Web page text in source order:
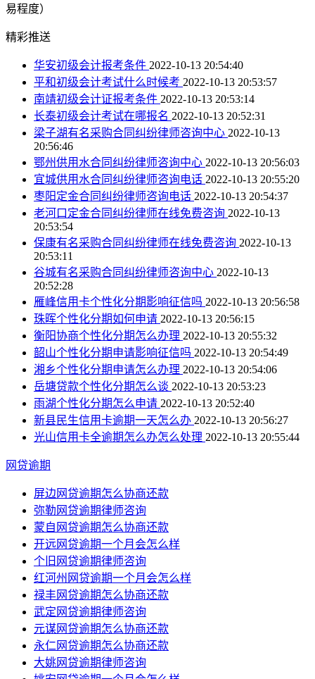
易程度）
精彩推送
华安初级会计报考条件 2022-10-13 20:54:40
平和初级会计考试什么时候考 2022-10-13 20:53:57
南靖初级会计证报考条件 2022-10-13 20:53:14
长泰初级会计考试在哪报名 2022-10-13 20:52:31
梁子湖有名采购合同纠纷律师咨询中心 2022-10-13
20:56:46
鄂州供用水合同纠纷律师咨询中心 2022-10-13 20:56:03
宜城供用水合同纠纷律师咨询电话 2022-10-13 20:55:20
枣阳定金合同纠纷律师咨询电话 2022-10-13 20:54:37
老河口定金合同纠纷律师在线免费咨询 2022-10-13
20:53:54
保康有名采购合同纠纷律师在线免费咨询 2022-10-13
20:53:11
谷城有名采购合同纠纷律师咨询中心 2022-10-13
20:52:28
雁峰信用卡个性化分期影响征信吗 2022-10-13 20:56:58
珠晖个性化分期如何申请 2022-10-13 20:56:15
衡阳协商个性化分期怎么办理 2022-10-13 20:55:32
韶山个性化分期申请影响征信吗 2022-10-13 20:54:49
湘乡个性化分期申请怎么办理 2022-10-13 20:54:06
岳塘贷款个性化分期怎么谈 2022-10-13 20:53:23
雨湖个性化分期怎么申请 2022-10-13 20:52:40
新县民生信用卡逾期一天怎么办 2022-10-13 20:56:27
光山信用卡全逾期怎么办怎么处理 2022-10-13 20:55:44
网贷逾期
屏边网贷逾期怎么协商还款
弥勒网贷逾期律师咨询
蒙自网贷逾期怎么协商还款
开远网贷逾期一个月会怎么样
个旧网贷逾期律师咨询
红河州网贷逾期一个月会怎么样
禄丰网贷逾期怎么协商还款
武定网贷逾期律师咨询
元谋网贷逾期怎么协商还款
永仁网贷逾期怎么协商还款
大姚网贷逾期律师咨询